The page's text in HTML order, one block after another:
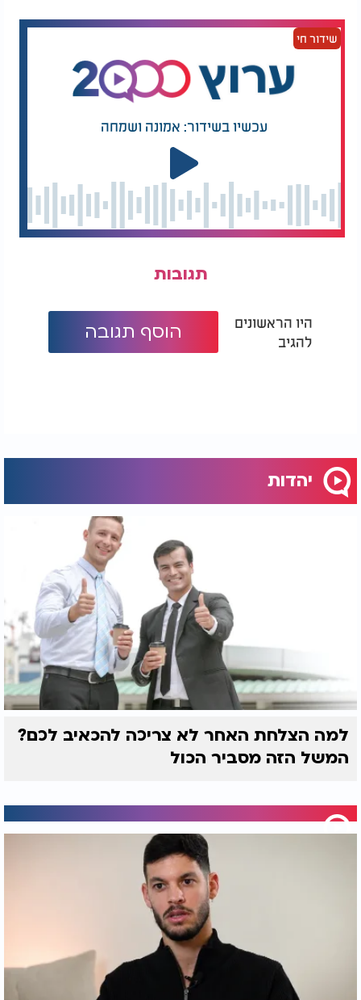
שידור חי
עכשיו בשידור: אמונה ושמחה
תגובות
היו הראשונים
להגיב
הוסף תגובה
יהדות
למה הצלחת האחר לא צריכה להכאיב לכם?
המשל הזה מסביר הכול